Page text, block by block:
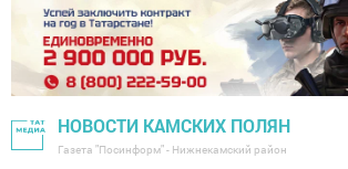
НОВОСТИ КАМСКИХ ПОЛЯН
Газета "Посинформ" - Нижнекамский район